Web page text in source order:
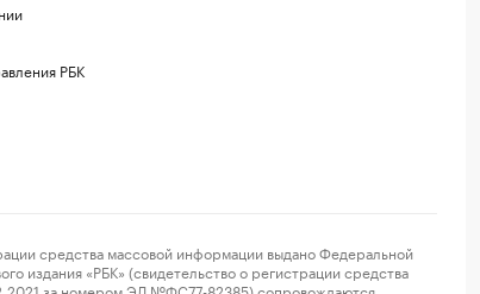
РБК
средства массовой информации выдано Федеральной
издания «РБК» (свидетельство о регистрации средства